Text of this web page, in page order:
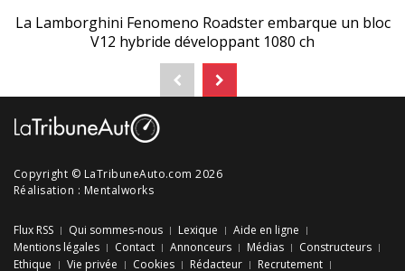
La Lamborghini Fenomeno Roadster embarque un bloc
V12 hybride développant 1080 ch
Copyright © LaTribuneAuto.com 2026
Réalisation : Mentalworks
Flux RSS Qui sommes-nous Lexique
Aide en ligne
Mentions légales
Contact Annonceurs Médias
Constructeurs
Ethique
Vie privée Cookies Rédacteur Recrutement